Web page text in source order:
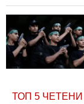
ТОП 5 ЧЕТЕНИ